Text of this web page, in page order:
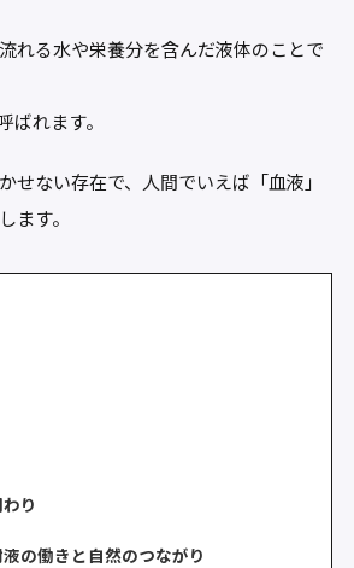
れる水や栄養分を含んだ液体のことで
れます。
せない存在で、人間でいえば「血液」
ます。
り
の働きと自然のつながり